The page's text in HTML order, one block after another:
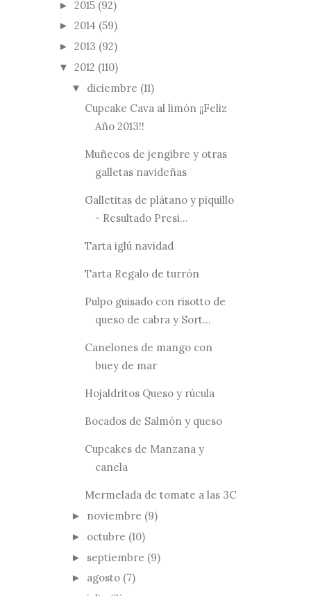
► 2015 (92)
► 2014 (59)
► 2013 (92)
▼ 2012 (110)
▼ diciembre (11)
Cupcake Cava al limón ¡¡Feliz
Año 2013!!
Muñecos de jengibre y otras
galletas navideñas
Galletitas de plátano y piquillo
- Resultado Presi...
Tarta iglú navidad
Tarta Regalo de turrón
Pulpo guisado con risotto de
queso de cabra y Sort...
Canelones de mango con
buey de mar
Hojaldritos Queso y rúcula
Bocados de Salmón y queso
Cupcakes de Manzana y
canela
Mermelada de tomate a las 3C
► noviembre (9)
► octubre (10)
► septiembre (9)
► agosto (7)